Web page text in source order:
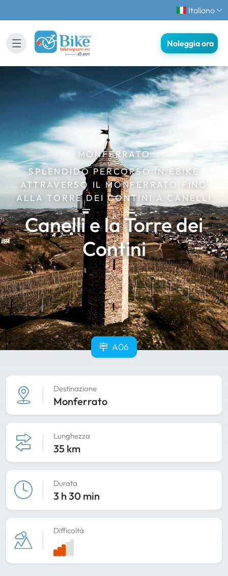
Italiano
Noleggia ora
MONFERRATO
SPLENDIDO PERCORSO IN EBIKE
ATTRAVERSO IL MONFERRATO FINO
ALLA TORRE DEI CONTINI A CANELLI
Canelli e la Torre dei
Contini
A06
Destinazione
Monferrato
Lunghezza
35 km
Durata
3 h 30 min
Difficoltà